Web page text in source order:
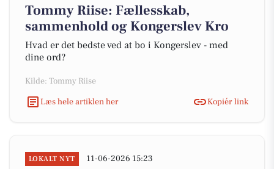
Tommy Riise: Fællesskab,
sammenhold og Kongerslev Kro
Hvad er det bedste ved at bo i Kongerslev - med
dine ord?
Kilde: Tommy Riise
Læs hele artiklen her
Kopiér link
LOKALT NYT 11-06-2026 15:23